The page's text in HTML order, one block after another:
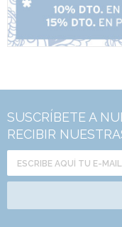
SUSCRÍBETE A
RECIBIR